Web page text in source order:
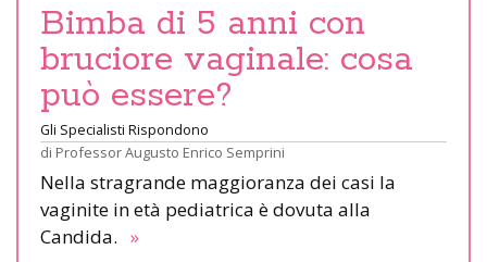
Bimba di 5 anni con
bruciore vaginale: cosa
può essere?
Gli Specialisti Rispondono
di Professor Augusto Enrico Semprini
Nella stragrande maggioranza dei casi la
vaginite in età pediatrica è dovuta alla
Candida. »